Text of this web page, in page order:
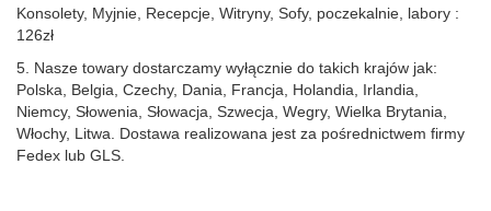
Konsolety, Myjnie, Recepcje, Witryny, Sofy, poczekalnie, labory :
126zł
5. Nasze towary dostarczamy wyłącznie do takich krajów jak:
Polska, Belgia, Czechy, Dania, Francja, Holandia, Irlandia,
Niemcy, Słowenia, Słowacja, Szwecja, Wegry, Wielka Brytania,
Włochy, Litwa. Dostawa realizowana jest za pośrednictwem firmy
Fedex lub GLS.